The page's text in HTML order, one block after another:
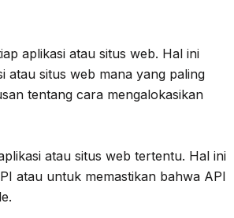
aplikasi atau situs web. Hal ini
atau situs web mana yang paling
tentang cara mengalokasikan
atau situs web tertentu. Hal ini
atau untuk memastikan bahwa API